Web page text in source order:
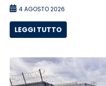
4 AGOSTO 2026
LEGGI TUTTO